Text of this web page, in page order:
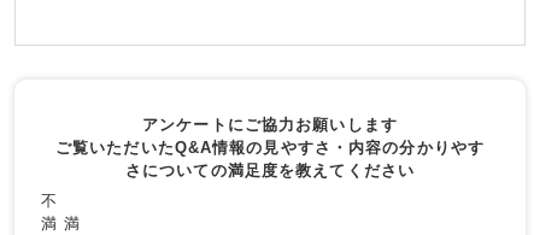
アンケートにご協力お願いします
ご覧いただいたQ&A情報の見やすさ・内容の分かりやす
さについての満足度を教えてください
不
満 満